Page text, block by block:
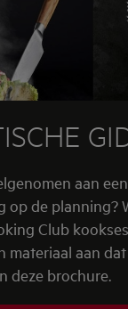
aan
op de planning?
Club
materiaal aan
deze brochure.